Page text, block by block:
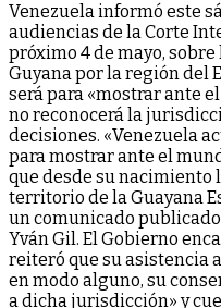
Venezuela informó este
audiencias de la Corte
próximo 4 de mayo,
Guyana por la región del
será para «mostrar ante
no reconocerá la
decisiones. «Venezuela
para mostrar ante el
que desde su nacimiento
territorio de la Guayana
un comunicado
Yván Gil. El Gobierno
reiteró que su asistencia
en modo alguno, su
a dicha jurisdicción» y